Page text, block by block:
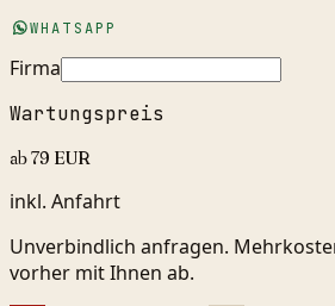
WHATSAPP
Firma
Wartungspreis
ab 79 EUR
inkl. Anfahrt
Unverbindlich anfragen.
vorher mit Ihnen ab.